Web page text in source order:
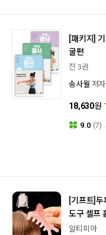
[패키지]
굴편
전 3권
송사월 저
18,630원
9.0 (7)
[기프트]두
도구 셀프
알티피아